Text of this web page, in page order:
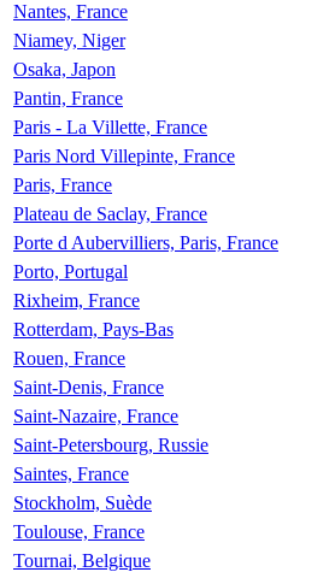
Nantes, France
Niamey, Niger
Osaka, Japon
Pantin, France
Paris - La Villette, France
Paris Nord Villepinte, France
Paris, France
Plateau de Saclay, France
Porte d Aubervilliers, Paris, France
Porto, Portugal
Rixheim, France
Rotterdam, Pays-Bas
Rouen, France
Saint-Denis, France
Saint-Nazaire, France
Saint-Petersbourg, Russie
Saintes, France
Stockholm, Suède
Toulouse, France
Tournai, Belgique